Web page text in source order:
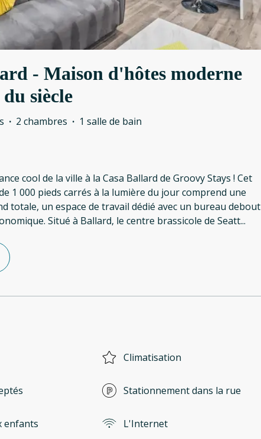
- Maison d'hôtes moderne
siècle
· 2 chambres · 1 salle de bain
cool de la ville à la Casa Ballard de Groovy Stays ! Cet
1 000 pieds carrés à la lumière du jour comprend une
totale, un espace de travail dédié avec un bureau debout
Situé à Ballard, le centre brassicole de Seatt...
Climatisation
Stationnement dans la rue
enfants L'Internet